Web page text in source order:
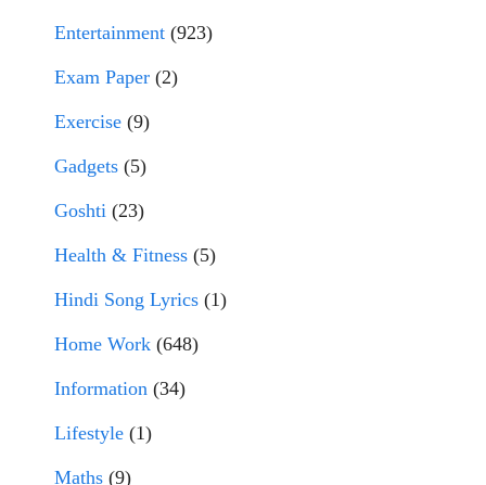
Entertainment (923)
Exam Paper (2)
Exercise (9)
Gadgets (5)
Goshti (23)
Health & Fitness (5)
Hindi Song Lyrics (1)
Home Work (648)
Information (34)
Lifestyle (1)
Maths (9)